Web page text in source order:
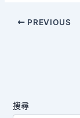
PREVIOUS
搜尋